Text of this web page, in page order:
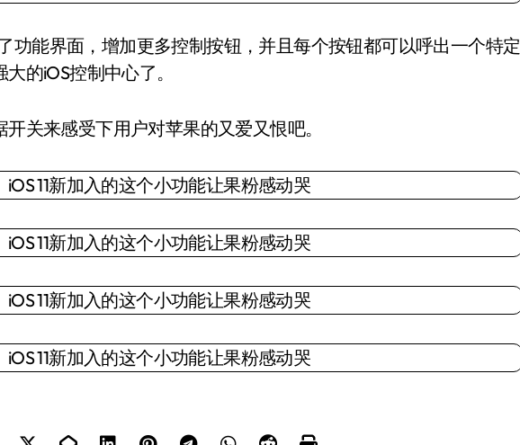
能界面，增加更多控制按钮，并且每个按钮都可以呼出一个特定
的iOS控制中心了。
来感受下用户对苹果的又爱又恨吧。